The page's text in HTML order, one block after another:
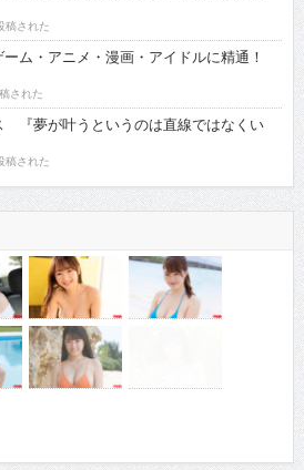
された
ム・アニメ・漫画・アイドルに精通！
された
『夢が叶うというのは直線ではなくい
された